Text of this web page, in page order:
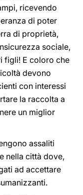
ricevendo
di poter
di proprietà,
sociale,
figli! E coloro che
devono
con interessi
la raccolta a
un miglior
assaliti
nella città dove,
ad accettare